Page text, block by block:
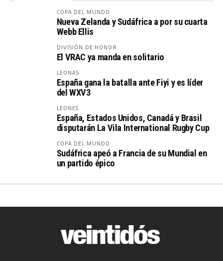
COPA DEL MUNDO
Nueva Zelanda y Sudáfrica a por su cuarta
Webb Ellis
DIVISIÓN DE HONOR
El VRAC ya manda en solitario
LEONAS
España gana la batalla ante Fiyi y es líder
del WXV3
LEONES
España, Estados Unidos, Canadá y Brasil
disputarán La Vila International Rugby Cup
COPA DEL MUNDO
Sudáfrica apeó a Francia de su Mundial en
un partido épico